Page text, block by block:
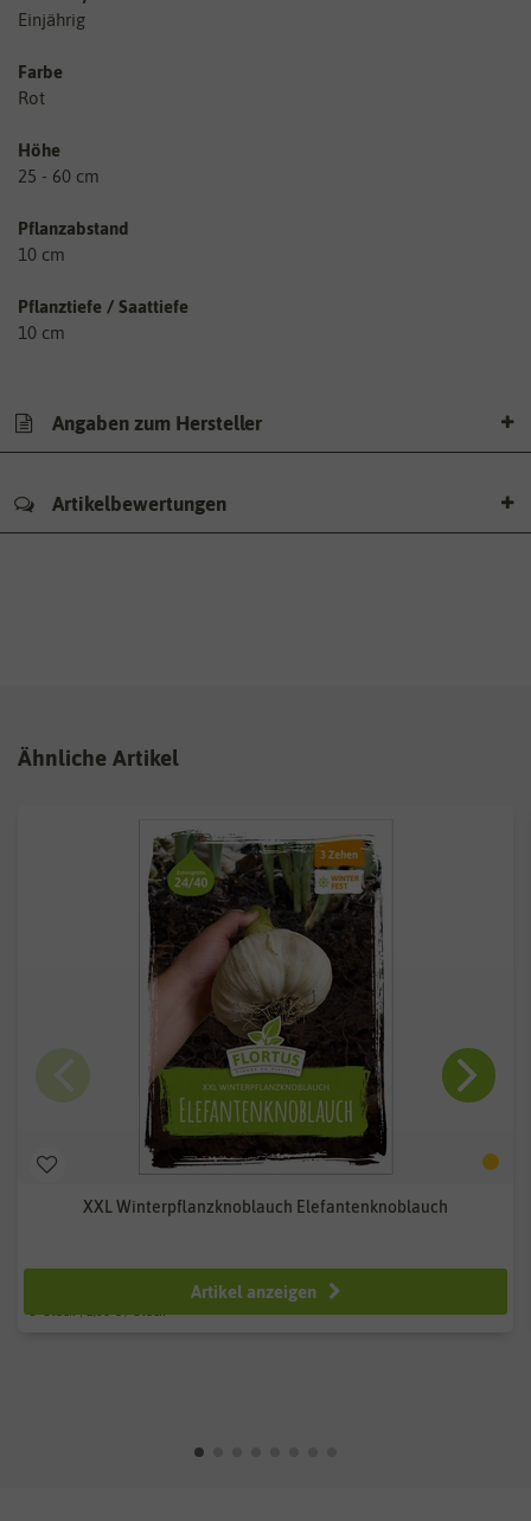
Einjährig
Farbe
Rot
Höhe
25 - 60 cm
Pflanzabstand
10 cm
Pflanztiefe / Saattiefe
10 cm
Angaben zum Hersteller
Artikelbewertungen
Ähnliche Artikel
XXL Winterpflanzknoblauch Elefantenknoblauch
Artikel anzeigen